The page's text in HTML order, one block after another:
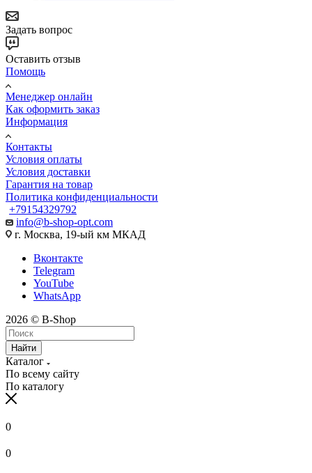
Задать вопрос
Оставить отзыв
Помощь
Менеджер онлайн
Как оформить заказ
Информация
Контакты
Условия оплаты
Условия доставки
Гарантия на товар
Политика конфиденциальности
+79154329792
info@b-shop-opt.com
г. Москва, 19-ый км МКАД
Вконтакте
Telegram
YouTube
WhatsApp
2026 © B-Shop
Найти
Каталог
По всему сайту
По каталогу
0
0